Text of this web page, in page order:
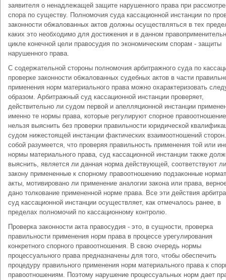
заявителя о ненадлежащей защите нарушенного права при
спора по существу. Полномочия суда кассационной инстанции по
законности обжалованных актов должны осуществляться в тех
каких это необходимо для достижения и в данном
цикле конечной цели правосудия по экономическим спорам - защиты
нарушенного права.
С содержательной стороны полномочия арбитражного суда по
проверке законности обжалованных судебных актов в части
применения норм материального права можно охарактеризовать
образом. Арбитражный суд кассационной инстанции проверяет,
действительно ли судом первой и апелляционной инстанции
именно те нормы права, которые регулируют спорное
нельзя выяснить без проверки правильности юридической
судом нижестоящей инстанции фактических взаимоотношений
собой разумеется, что проверяя правильность применения той или
нормы материального права, суд кассационной инстанции также
выяснить, является ли данная норма действующей, соответствуют ли
закону примененные к спорному правоотношению подзаконные
акты, мотивировано ли применение аналогии закона или права,
дано толкование примененной норме права. Все эти действия
суд кассационной инстанции осуществляет, как отмечалось ранее, в
пределах полномочий по кассационному контролю.
Проверка законности акта правосудия - это, в сущности, проверка
правильности применения норм права в процессе урегулирования
конкретного спорного правоотношения. В свою очередь нормы
процессуального права предназначены для того, чтобы обеспечить
процедуру правильного применения норм материального права к
правоотношениям. Поэтому нарушение процессуальных норм дает